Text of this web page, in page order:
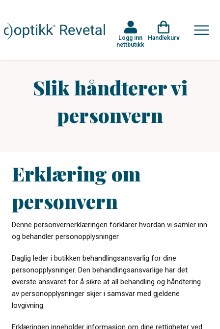
Logg inn
nettbutikk
Handlekurv
Slik håndterer vi
personvern
Erklæring om
personvern
Denne personvernerklæringen forklarer hvordan vi samler inn
og behandler personopplysninger.
Daglig leder i butikken behandlingsansvarlig for dine
personopplysninger. Den behandlingsansvarlige har det
øverste ansvaret for å sikre at all behandling og håndtering
av personopplysninger skjer i samsvar med gjeldene
lovgivning.
Erklæringen inneholder informasjon om dine rettigheter ved